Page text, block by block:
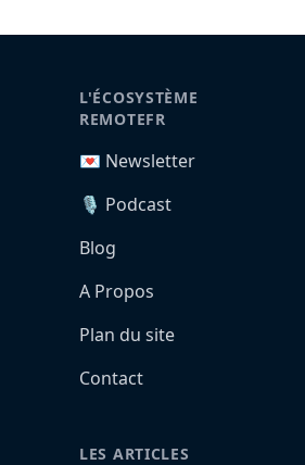
L'ÉCOSYSTÈME
REMOTEFR
💌 Newsletter
🎙️ Podcast
Blog
A Propos
Plan du site
Contact
LES ARTICLES